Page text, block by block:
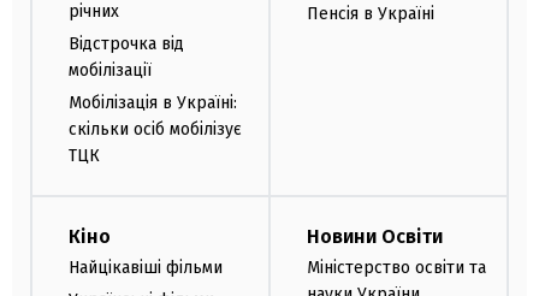
річних
Відстрочка від
мобілізації
Мобілізація в Україні:
скільки осіб мобілізує
ТЦК
Пенсія в Україні
Кіно
Найцікавіші фільми
Новини Освіти
Міністерство освіти та